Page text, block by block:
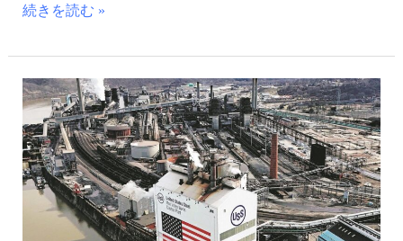
続きを読む »
米
国
大
統
領